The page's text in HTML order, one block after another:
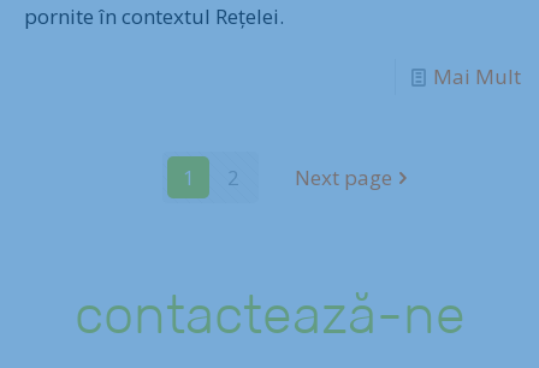
pornite în contextul Rețelei.
Mai Mult
1 2 Next page
contactează-ne